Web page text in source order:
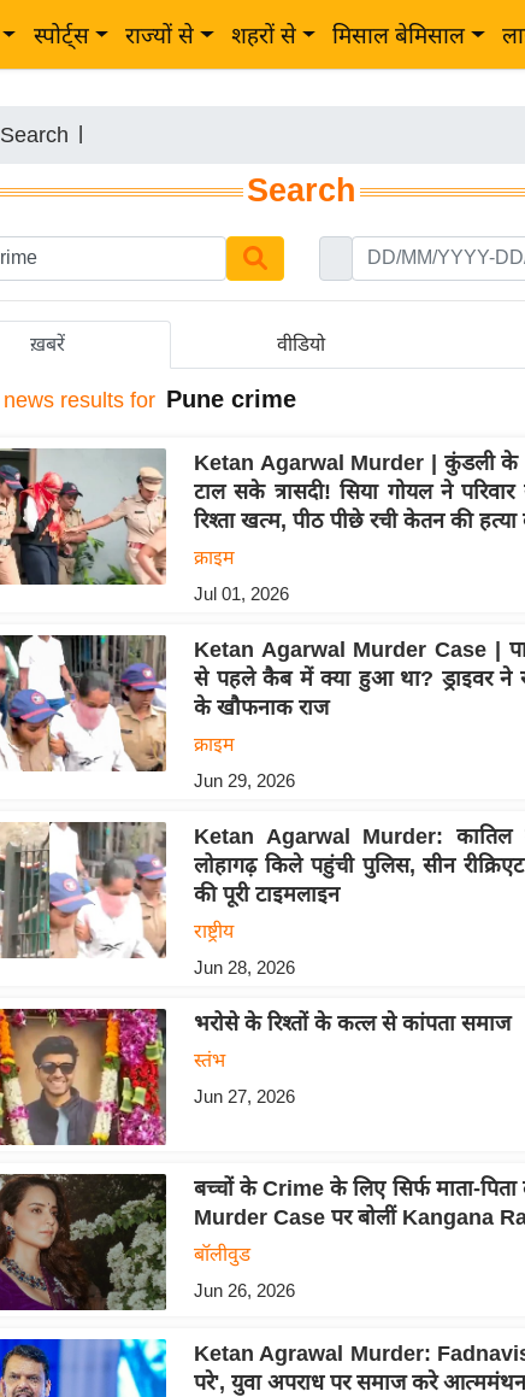
स्पोर्ट्स राज्यों से शहरों से मिसाल बेमिसाल
Search
Search
ख़बरें वीडियो
news results for Pune crime
Ketan Agarwal Murder | कुंडली के
टाल सके त्रासदी! सिया गोयल ने
रिश्ता खत्म, पीठ पीछे रची केतन की
क्राइम
Jul 01, 2026
Ketan Agarwal Murder Case |
से पहले कैब में क्या हुआ था? ड्राइवर ने
के खौफनाक राज
क्राइम
Jun 29, 2026
Ketan Agarwal Murder: कातिल
लोहागढ़ किले पहुंची पुलिस, सीन
की पूरी टाइमलाइन
राष्ट्रीय
Jun 28, 2026
भरोसे के रिश्तों के कत्ल से कांपता समाज
स्तंभ
Jun 27, 2026
बच्चों के Crime के लिए सिर्फ माता-पिता
Murder Case पर बोलीं Kangana
बॉलीवुड
Jun 26, 2026
Ketan Agrawal Murder:
परे', युवा अपराध पर समाज करे आत्ममंथन